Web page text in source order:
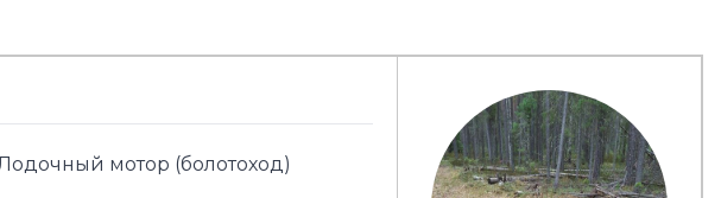
мотор (болотоход)